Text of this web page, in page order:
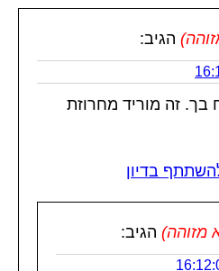
הגיב:
בך. זה מוריד מחרוזת
בדיון
מזוהה) הגיב: